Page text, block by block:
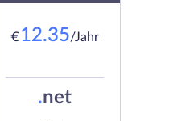
€12.35/Jahr
.net